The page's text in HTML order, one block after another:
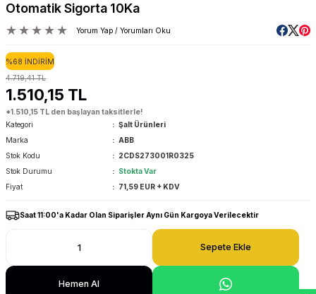
Otomatik Sigorta 10Ka
Yorum Yap / Yorumları Oku
%68 İNDİRİM
4.719,41 TL
1.510,15 TL
*1.510,15 TL den başlayan taksitlerle!
Kategori
Şalt Ürünleri
Marka
ABB
Stok Kodu
2CDS273001R0325
Stok Durumu
Stokta Var
Fiyat
71,59 EUR + KDV
Saat 11:00'a Kadar Olan Siparişler Aynı Gün Kargoya Verilecektir
Sepete Ekle
Hemen Al